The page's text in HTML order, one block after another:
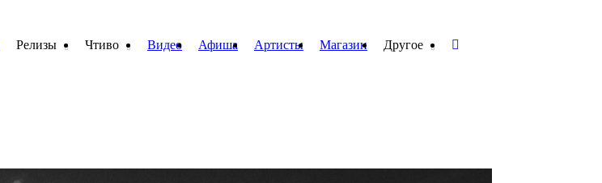
Релизы Чтиво Видео Афиша Артисты Магазин Другое